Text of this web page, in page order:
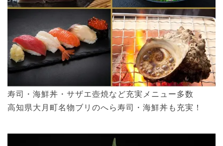
寿司・海鮮丼・サザエ壺焼など充実メニュー多数
高知県大月町名物ブリのへら寿司・海鮮丼も充実！